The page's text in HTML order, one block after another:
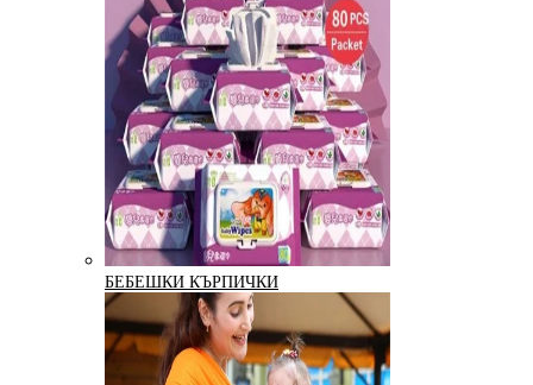
БЕБЕШКИ КЪРПИЧКИ